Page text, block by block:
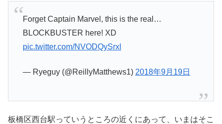
Forget Captain Marvel, this is the real…
BLOCKBUSTER here! XD
pic.twitter.com/NVODQySrxl
— Ryeguy (@ReillyMatthews1) 2018年9月19日
板橋区西台駅っていうところの近くにあって、いまはそこ